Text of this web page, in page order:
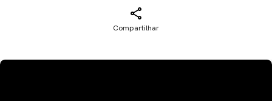
Compartilhar